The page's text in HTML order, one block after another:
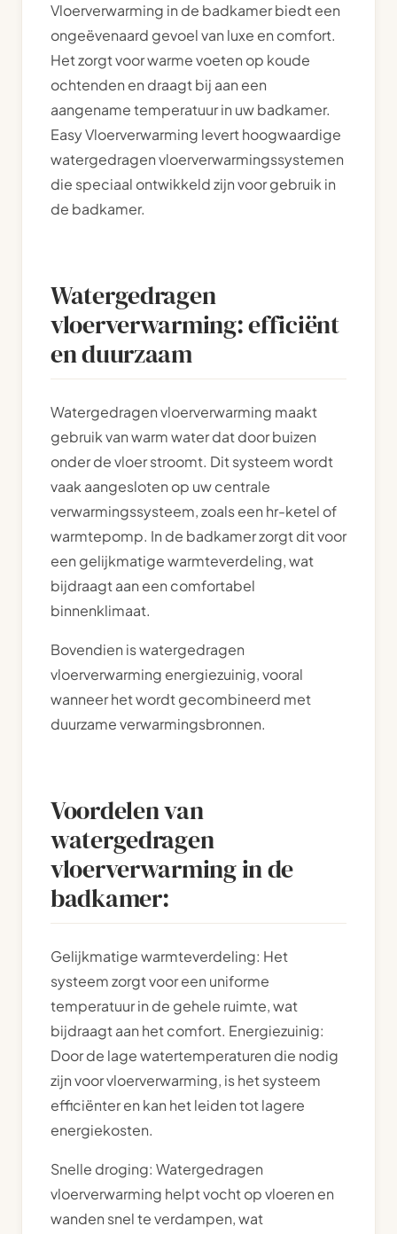
Vloerverwarming in de badkamer biedt een
ongeëvenaard gevoel van luxe en comfort.
Het zorgt voor warme voeten op koude
ochtenden en draagt bij aan een
aangename temperatuur in uw badkamer.
Easy Vloerverwarming levert hoogwaardige
watergedragen vloerverwarmingssystemen
die speciaal ontwikkeld zijn voor gebruik in
de badkamer.
Watergedragen
vloerverwarming: efficiënt
en duurzaam
Watergedragen vloerverwarming maakt
gebruik van warm water dat door buizen
onder de vloer stroomt. Dit systeem wordt
vaak aangesloten op uw centrale
verwarmingssysteem, zoals een hr-ketel of
warmtepomp. In de badkamer zorgt dit voor
een gelijkmatige warmteverdeling, wat
bijdraagt aan een comfortabel
binnenklimaat.
Bovendien is watergedragen
vloerverwarming energiezuinig, vooral
wanneer het wordt gecombineerd met
duurzame verwarmingsbronnen.
Voordelen van
watergedragen
vloerverwarming in de
badkamer:
Gelijkmatige warmteverdeling: Het
systeem zorgt voor een uniforme
temperatuur in de gehele ruimte, wat
bijdraagt aan het comfort. Energiezuinig:
Door de lage watertemperaturen die nodig
zijn voor vloerverwarming, is het systeem
efficiënter en kan het leiden tot lagere
energiekosten.
Snelle droging: Watergedragen
vloerverwarming helpt vocht op vloeren en
wanden snel te verdampen, wat